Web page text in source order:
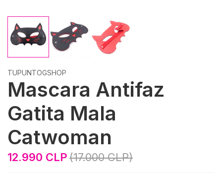
TUPUNTOGSHOP
Mascara Antifaz
Gatita Mala
Catwoman
12.990 CLP(17.000 CLP)